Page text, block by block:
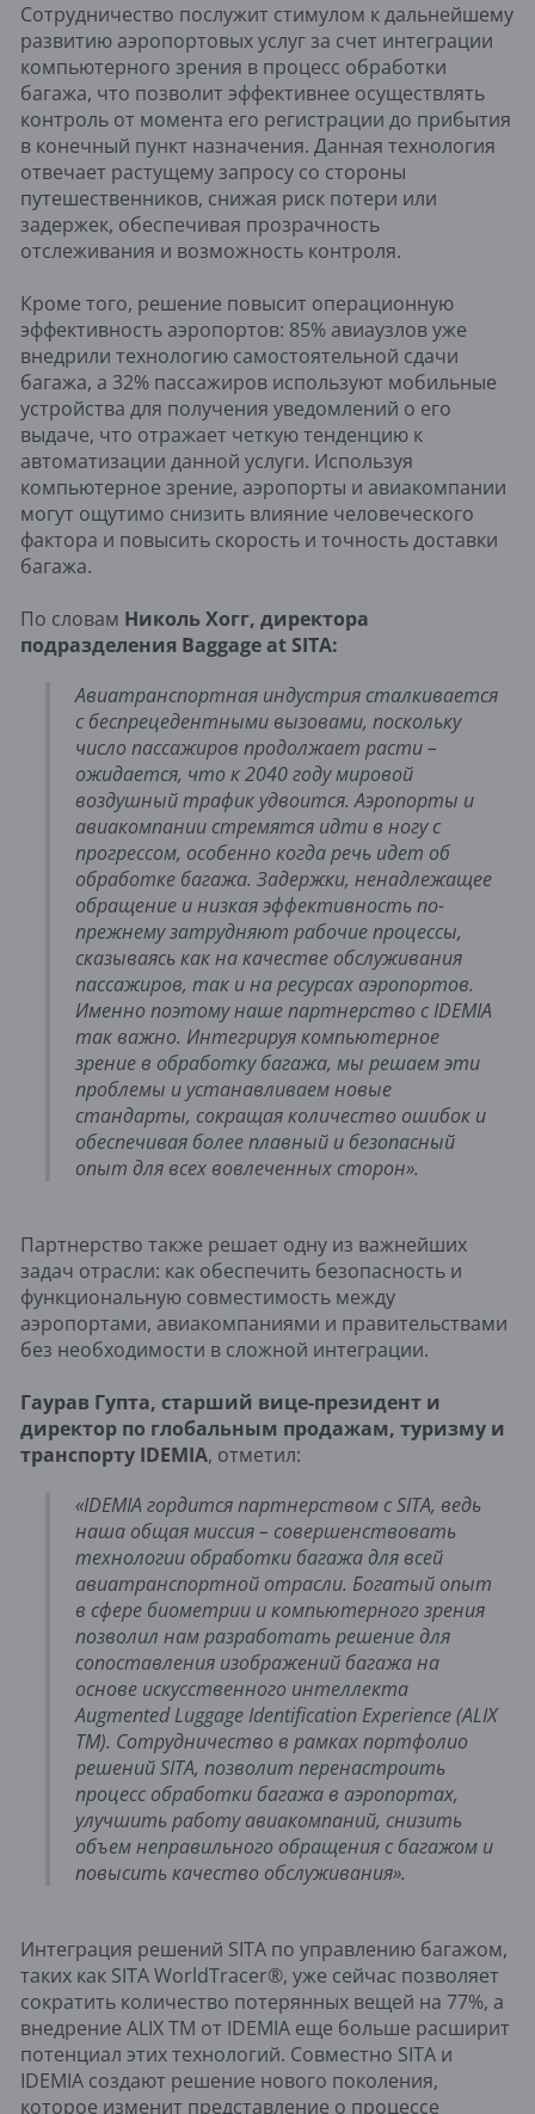
Сотрудничество послужит стимулом к дальнейшему
развитию аэропортовых услуг за счет интеграции
компьютерного зрения в процесс обработки
багажа, что позволит эффективнее осуществлять
контроль от момента его регистрации до прибытия
в конечный пункт назначения. Данная технология
отвечает растущему запросу со стороны
путешественников, снижая риск потери или
задержек, обеспечивая прозрачность
отслеживания и возможность контроля.
Кроме того, решение повысит операционную
эффективность аэропортов: 85% авиаузлов уже
внедрили технологию самостоятельной сдачи
багажа, а 32% пассажиров используют мобильные
устройства для получения уведомлений о его
выдаче, что отражает четкую тенденцию к
автоматизации данной услуги. Используя
компьютерное зрение, аэропорты и авиакомпании
могут ощутимо снизить влияние человеческого
фактора и повысить скорость и точность доставки
багажа.
По словам Николь Хогг, директора
подразделения Baggage at SITA:
Авиатранспортная индустрия сталкивается
с беспрецедентными вызовами, поскольку
число пассажиров продолжает расти –
ожидается, что к 2040 году мировой
воздушный трафик удвоится. Аэропорты и
авиакомпании стремятся идти в ногу с
прогрессом, особенно когда речь идет об
обработке багажа. Задержки, ненадлежащее
обращение и низкая эффективность по-
прежнему затрудняют рабочие процессы,
сказываясь как на качестве обслуживания
пассажиров, так и на ресурсах аэропортов.
Именно поэтому наше партнерство с IDEMIA
так важно. Интегрируя компьютерное
зрение в обработку багажа, мы решаем эти
проблемы и устанавливаем новые
стандарты, сокращая количество ошибок и
обеспечивая более плавный и безопасный
опыт для всех вовлеченных сторон».
Партнерство также решает одну из важнейших
задач отрасли: как обеспечить безопасность и
функциональную совместимость между
аэропортами, авиакомпаниями и правительствами
без необходимости в сложной интеграции.
Гаурав Гупта, старший вице-президент и
директор по глобальным продажам, туризму и
транспорту IDEMIA, отметил:
«IDEMIA гордится партнерством с SITA, ведь
наша общая миссия – совершенствовать
технологии обработки багажа для всей
авиатранспортной отрасли. Богатый опыт
в сфере биометрии и компьютерного зрения
позволил нам разработать решение для
сопоставления изображений багажа на
основе искусственного интеллекта
Augmented Luggage Identification Experience (ALIX
TM). Сотрудничество в рамках портфолио
решений SITA, позволит перенастроить
процесс обработки багажа в аэропортах,
улучшить работу авиакомпаний, снизить
объем неправильного обращения с багажом и
повысить качество обслуживания».
Интеграция решений SITA по управлению багажом,
таких как SITA WorldTracer®, уже сейчас позволяет
сократить количество потерянных вещей на 77%, а
внедрение ALIX TM от IDEMIA еще больше расширит
потенциал этих технологий. Совместно SITA и
IDEMIA создают решение нового поколения,
которое изменит представление о процессе